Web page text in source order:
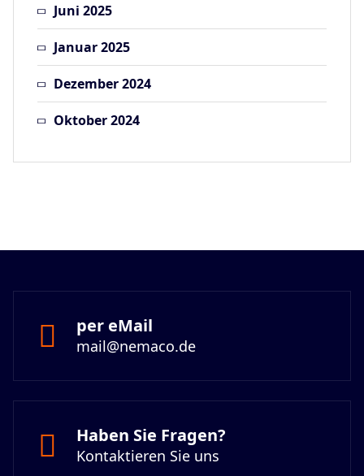
Juni 2025
Januar 2025
Dezember 2024
Oktober 2024
per eMail
mail@nemaco.de
Haben Sie Fragen?
Kontaktieren Sie uns